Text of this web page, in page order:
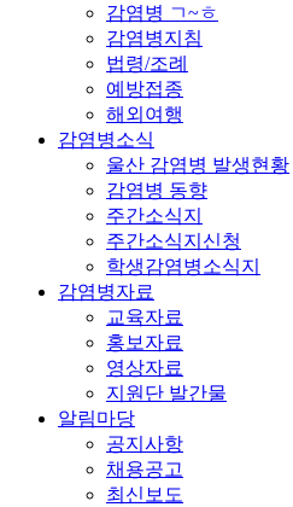
감염병 ㄱ~ㅎ
감염병지침
법령/조례
예방접종
해외여행
감염병소식
울산 감염병 발생현황
감염병 동향
주간소식지
주간소식지신청
학생감염병소식지
감염병자료
교육자료
홍보자료
영상자료
지원단 발간물
알림마당
공지사항
채용공고
최신보도